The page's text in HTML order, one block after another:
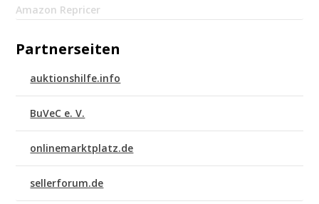
Amazon Repricer
Partnerseiten
auktionshilfe.info
BuVeC e. V.
onlinemarktplatz.de
sellerforum.de